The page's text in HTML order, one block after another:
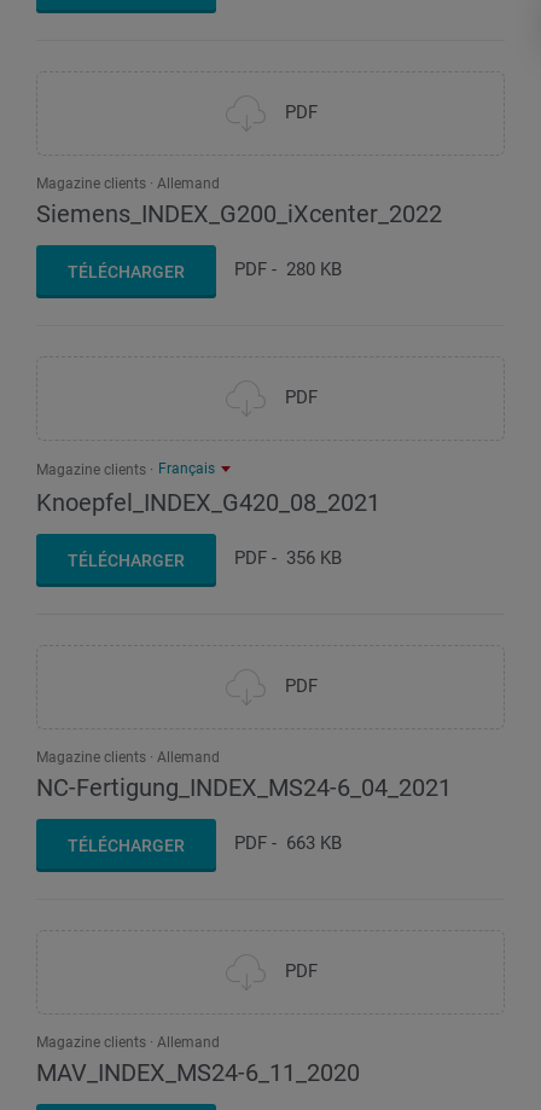
PDF
Magazine clients Allemand
Siemens_INDEX_G200_iXcenter_2022
TÉLÉCHARGER PDF - 280 KB
PDF
Magazine clients Français
Knoepfel_INDEX_G420_08_2021
TÉLÉCHARGER PDF - 356 KB
PDF
Magazine clients Allemand
NC-Fertigung_INDEX_MS24-6_04_2021
TÉLÉCHARGER PDF - 663 KB
PDF
Magazine clients Allemand
MAV_INDEX_MS24-6_11_2020